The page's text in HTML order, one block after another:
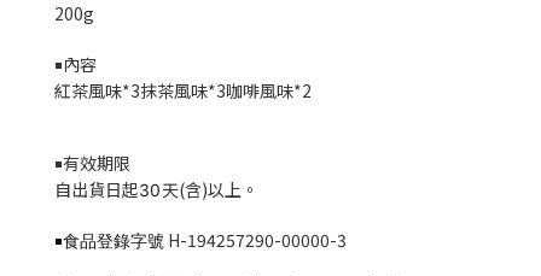
200g
￭ 內容
紅茶風味*3抹茶風味*3咖啡風味*2
￭有效期限
自出貨日起30天(含)以上。
￭食品登錄字號 H-194257290-00000-3